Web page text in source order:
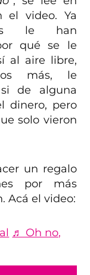
el video. Ya
le han
qué se le
al aire libre,
más, le
de alguna
dinero, pero
solo vieron
un regalo
por más
Acá el video:
♬ Oh no,